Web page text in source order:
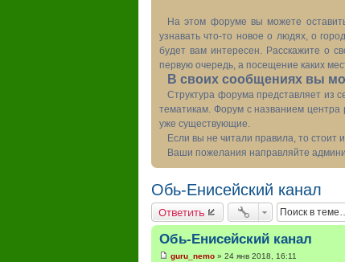
На этом форуме вы можете
узнавать что-то новое о людях, о
будет вам интересен. Расскажите о
первую очередь, а посещение каких
В своих сообщениях вы
Структура форума представляет из
тематикам. Форум с названием
уже существующие.
Если вы не читали правила, то стоит
Ваши пожелания направляйте
Обь-Енисейский канал
Ответить
Обь-Енисейский канал
guru_nemo » 24 янв 2018, 16:11